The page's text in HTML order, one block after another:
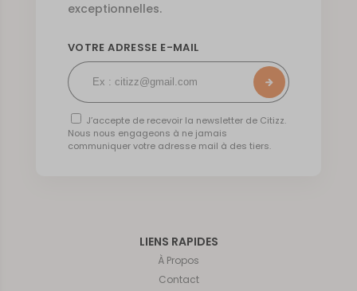
LIENS RAPIDES
À Propos
Contact
exceptionnelles.
VOTRE ADRESSE E-MAIL
J’accepte de recevoir la newsletter de Citizz.
Nous nous engageons à ne jamais
communiquer votre adresse mail à des tiers.